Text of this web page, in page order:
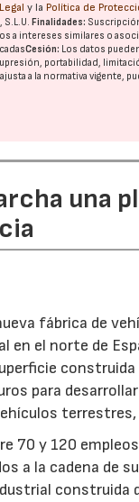
y la Política de
S.L.U.Finalidades:
a intereses similares o
Cesión: Los datos
portabilidad,
a la normativa vigente,
una
fábrica de
en el norte de
para
terrestres,
70 y 120
a la cadena de
construida